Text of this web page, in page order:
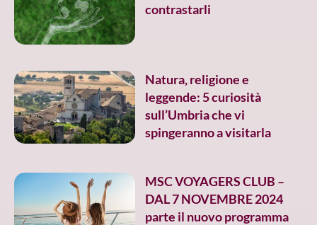
contrastarli
Natura, religione e
leggende: 5 curiosità
sull’Umbria che vi
spingeranno a visitarla
MSC VOYAGERS CLUB –
DAL 7 NOVEMBRE 2024
parte il nuovo programma